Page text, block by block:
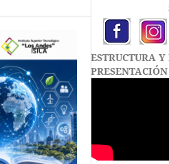
ESTRUCTURA
PRESENTACIÓN